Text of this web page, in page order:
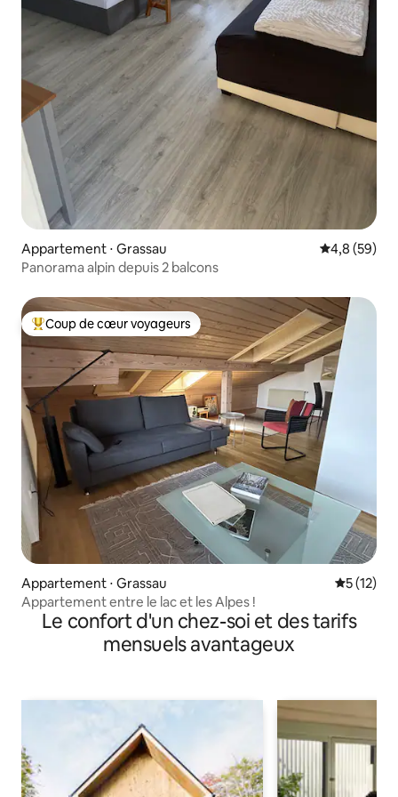
Appartement ⋅ Grassau Évaluation
4,8 (59)
Panorama alpin depuis 2 balcons
Coups de cœur voyageurs les plus appréciés
Coup de cœur voyageurs
Appartement ⋅ Grassau
5 (12)
Appartement entre le lac et les Alpes !
Le confort d'un chez-soi et des tarifs
mensuels avantageux